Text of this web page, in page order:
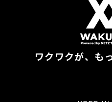
ワクワクが、も